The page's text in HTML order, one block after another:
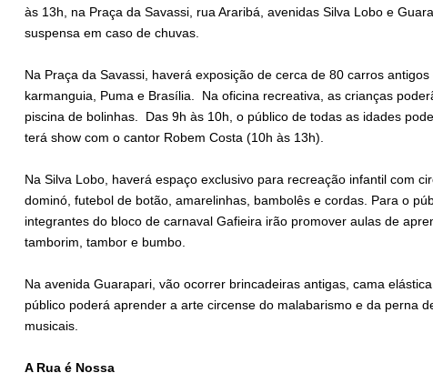
às 13h, na Praça da Savassi, rua Araribá, avenidas Silva Lobo e
suspensa em caso de chuvas.
Na Praça da Savassi, haverá exposição de cerca de 80 carros
karmanguia, Puma e Brasília. Na oficina recreativa, as crianças
piscina de bolinhas. Das 9h às 10h, o público de todas as idades
terá show com o cantor Robem Costa (10h às 13h).
Na Silva Lobo, haverá espaço exclusivo para recreação infantil com
dominó, futebol de botão, amarelinhas, bambolês e cordas. Para o
integrantes do bloco de carnaval Gafieira irão promover aulas de
tamborim, tambor e bumbo.
Na avenida Guarapari, vão ocorrer brincadeiras antigas, cama
público poderá aprender a arte circense do malabarismo e da perna
musicais.
A Rua é Nossa